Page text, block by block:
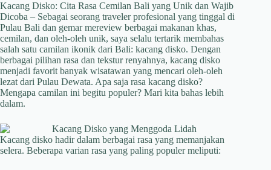
Kacang Disko: Cita Rasa Cemilan Bali yang Unik dan Wajib
Dicoba – Sebagai seorang traveler profesional yang tinggal di
Pulau Bali dan gemar mereview berbagai makanan khas,
cemilan, dan oleh-oleh unik, saya selalu tertarik membahas
salah satu camilan ikonik dari Bali: kacang disko. Dengan
berbagai pilihan rasa dan tekstur renyahnya, kacang disko
menjadi favorit banyak wisatawan yang mencari oleh-oleh
lezat dari Pulau Dewata. Apa saja rasa kacang disko?
Mengapa camilan ini begitu populer? Mari kita bahas lebih
dalam.
Kacang disko hadir dalam berbagai rasa yang memanjakan
selera. Beberapa varian rasa yang paling populer meliputi: